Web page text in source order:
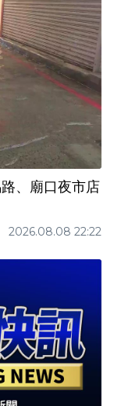
、廟口夜市店
2026.08.08 22:22